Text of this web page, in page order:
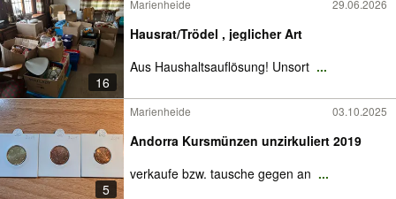
16
Marienheide 29.06.2026
Hausrat/Trödel , jeglicher Art
Aus Haushaltsauflösung! Unsort ...
5
Marienheide 03.10.2025
Andorra Kursmünzen unzirkuliert 2019
verkaufe bzw. tausche gegen an ...